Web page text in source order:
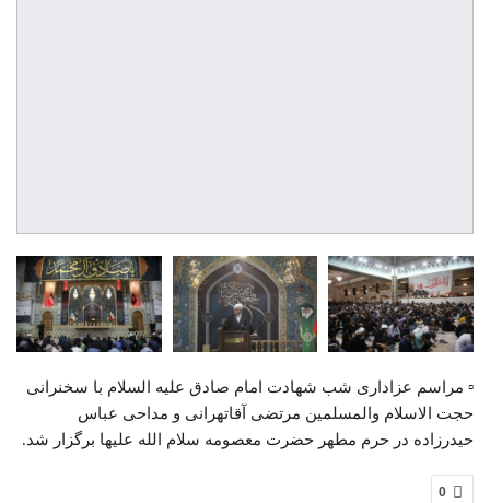
▫️ مراسم عزاداری شب شهادت امام صادق علیه السلام با سخنرانی
حجت الاسلام والمسلمین مرتضی آقاتهرانی و مداحی عباس
حیدرزاده در حرم مطهر حضرت معصومه سلام الله علیها برگزار شد.
0